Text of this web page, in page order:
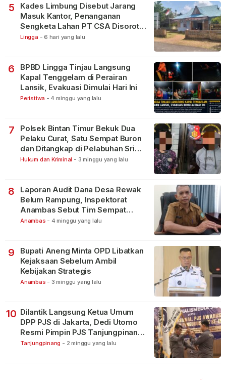
5
Kades Limbung Disebut Jarang
Masuk Kantor, Penanganan
Sengketa Lahan PT CSA Disorot
Warga
Lingga - 6 hari yang lalu
6
BPBD Lingga Tinjau Langsung
Kapal Tenggelam di Perairan
Lansik, Evakuasi Dimulai Hari Ini
Peristiwa - 4 minggu yang lalu
7
Polsek Bintan Timur Bekuk Dua
Pelaku Curat, Satu Sempat Buron
dan Ditangkap di Pelabuhan Sri
Bintan Pura
Hukum dan Kriminal - 3 minggu yang lalu
8
Laporan Audit Dana Desa Rewak
Belum Rampung, Inspektorat
Anambas Sebut Tim Sempat
Terbagi Tangani Kasus Lain
Anambas - 4 minggu yang lalu
9
Bupati Aneng Minta OPD Libatkan
Kejaksaan Sebelum Ambil
Kebijakan Strategis
Anambas - 3 minggu yang lalu
10 Dilantik Langsung Ketua Umum
DPP PJS di Jakarta, Dedi Utomo
Resmi Pimpin PJS Tanjungpinang-
Bintan
Tanjungpinang - 2 minggu yang lalu